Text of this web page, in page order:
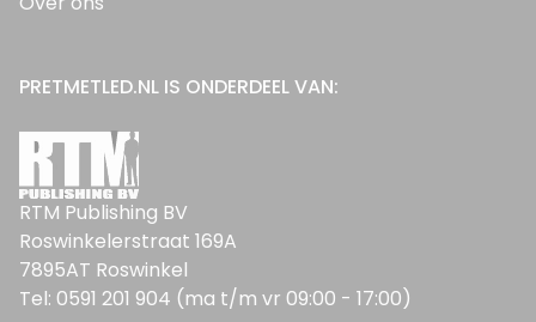
PRETMETLED.NL IS ONDERDEEL VAN:
RTM Publishing BV
Roswinkelerstraat 169A
7895AT Roswinkel
Tel: 0591 201 904 (ma t/m vr 09:00 - 17:00)